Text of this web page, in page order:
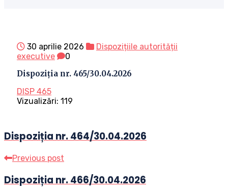
30 aprilie 2026
Dispozițiile autorității
executive
0
Dispoziția nr. 465/30.04.2026
DISP 465
Vizualizări: 119
Dispoziția nr. 464/30.04.2026
Previous post
Dispoziția nr. 466/30.04.2026